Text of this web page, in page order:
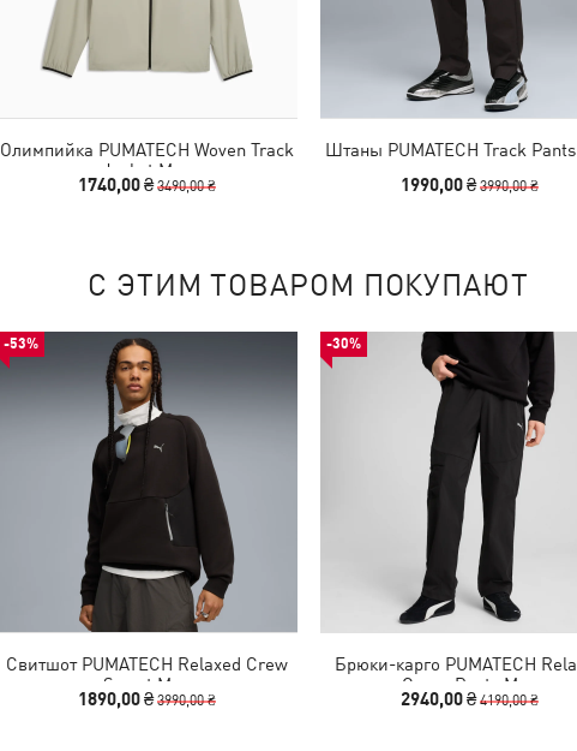
Олимпийка PUMATECH Woven Track
Jacket Men
1740,00 ₴3490,00 ₴
Штаны PUMATECH Track
1990,00 ₴3990,00 ₴
С ЭТИМ ТОВАРОМ ПОКУПАЮТ
-53%
Свитшот PUMATECH Relaxed Crew
Sweat Men
1890,00 ₴3990,00 ₴
-30%
Брюки-карго PUMATECH
Cargo Pants Men
2940,00 ₴4190,00 ₴